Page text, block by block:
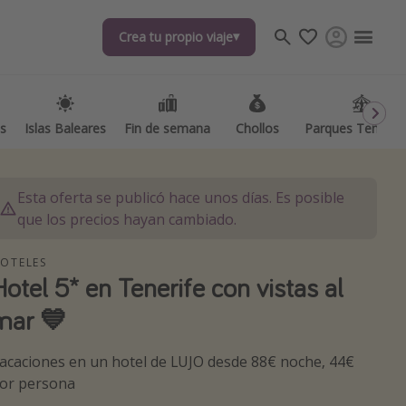
Crea tu propio viaje
Islas Baleares Fin de semana Chollos Parques
Crea tu propio viaje
Islas Baleares Fin de semana Chollos Parques
destinos
Esta oferta se publicó hace unos días. Es posible
que los precios hayan cambiado.
5* en Tenerife con vistas al
💙
en un hotel de LUJO desde 88€ noche, 44€
persona